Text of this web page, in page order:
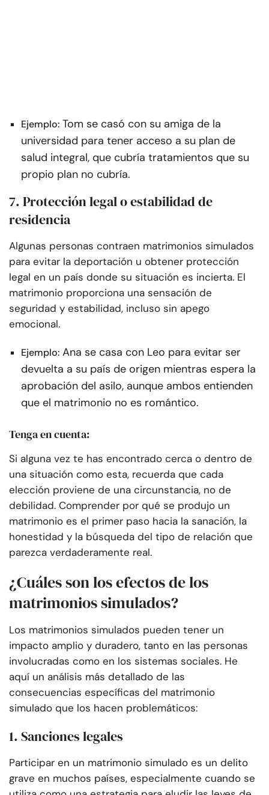
Ejemplo: Tom se casó con su amiga de la
universidad para tener acceso a su plan de
salud integral, que cubría tratamientos que su
propio plan no cubría.
7. Protección legal o estabilidad de
residencia
Algunas personas contraen matrimonios simulados
para evitar la deportación u obtener protección
legal en un país donde su situación es incierta. El
matrimonio proporciona una sensación de
seguridad y estabilidad, incluso sin apego
emocional.
Ejemplo: Ana se casa con Leo para evitar ser
devuelta a su país de origen mientras espera la
aprobación del asilo, aunque ambos entienden
que el matrimonio no es romántico.
Tenga en cuenta:
Si alguna vez te has encontrado cerca o dentro de
una situación como esta, recuerda que cada
elección proviene de una circunstancia, no de
debilidad. Comprender por qué se produjo un
matrimonio es el primer paso hacia la sanación, la
honestidad y la búsqueda del tipo de relación que
parezca verdaderamente real.
¿Cuáles son los efectos de los
matrimonios simulados?
Los matrimonios simulados pueden tener un
impacto amplio y duradero, tanto en las personas
involucradas como en los sistemas sociales. He
aquí un análisis más detallado de las
consecuencias específicas del matrimonio
simulado que los hacen problemáticos:
1. Sanciones legales
Participar en un matrimonio simulado es un delito
grave en muchos países, especialmente cuando se